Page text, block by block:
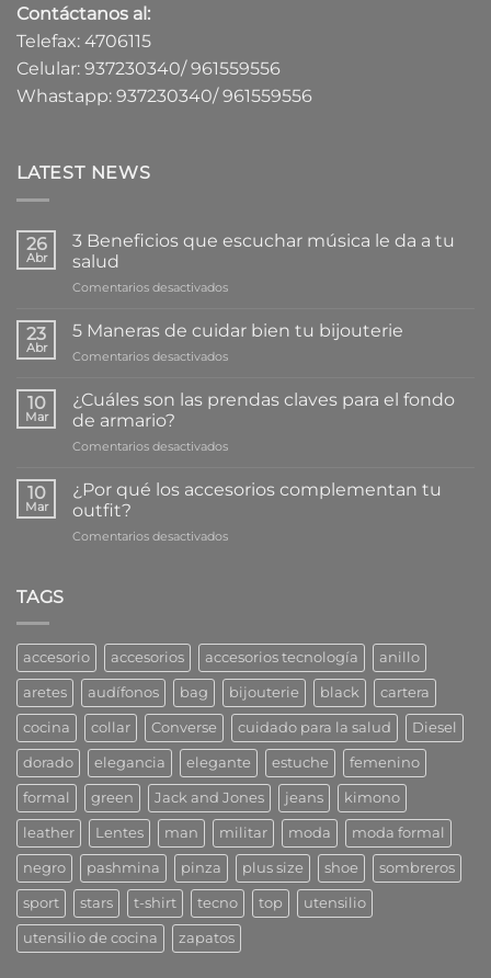
Contáctanos al:
Telefax: 4706115
Celular: 937230340/ 961559556
Whastapp: 937230340/ 961559556
LATEST NEWS
26
Abr
3 Beneficios que escuchar música le da a tu
salud
Comentarios desactivadosen
Beneficios
que
escuchar
le
tu
23
Abr
5 Maneras de cuidar bien tu bijouterie
Comentarios desactivadosen
Maneras
de
bien
bijouterie
10
Mar
¿Cuáles son las prendas claves para el fondo
de armario?
Comentarios desactivadosen
las
claves
10
Mar
¿Por qué los accesorios complementan tu
outfit?
Comentarios desactivadosen
tu
outfit?
TAGS
accesorio accesorios accesorios tecnología anillo
aretes audífonos bag bijouterie black cartera
cocina collar Converse cuidado para la salud Diesel
dorado elegancia elegante estuche femenino
formal green Jack and Jones jeans kimono
leather Lentes man militar moda moda formal
negro pashmina pinza plus size shoe sombreros
sport stars t-shirt tecno top utensilio
utensilio de cocina zapatos